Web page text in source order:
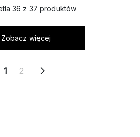
36 z 37 produktów
Zobacz więcej
1 2